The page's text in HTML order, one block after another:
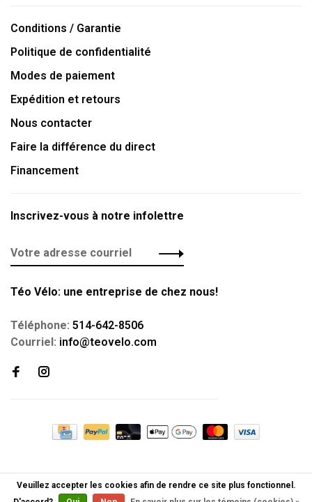
Conditions / Garantie
Politique de confidentialité
Modes de paiement
Expédition et retours
Nous contacter
Faire la différence du direct
Financement
Inscrivez-vous à notre infolettre
Téo Vélo: une entreprise de chez nous!
Téléphone: 514-642-8506
Courriel: info@teovelo.com
Veuillez accepter les cookies afin de rendre ce site plus fonctionnel.